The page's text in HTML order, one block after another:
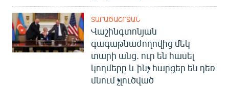
ՏԱՐԱԾԱՇՐՋԱՆ
Վաշինգտոնյան
գագաթնաժողովից մեկ
տարի անց. ուր են հասել
կողմերը և ինչ հարցեր են դեռ
մնում չլուծված